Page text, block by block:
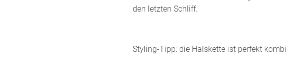
den letzten Schliff.
Styling-Tipp: die Halskette ist perfekt